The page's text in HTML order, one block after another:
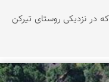
در نزدیکی روستای تیرکن